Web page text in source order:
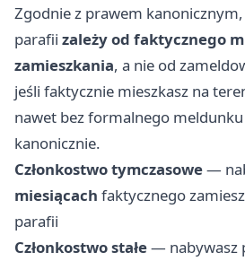
Zgodnie z prawem
parafii zależy od faktycznego
zamieszkania, a nie od
jeśli faktycznie mieszkasz na
nawet bez formalnego
kanonicznie.
Członkostwo tymczasowe—
miesiącach faktycznego
parafii
Członkostwo stałe— nabywasz